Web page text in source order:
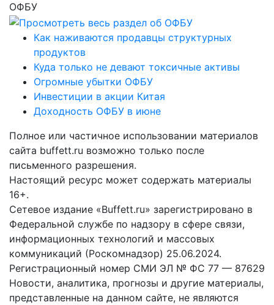
ОФБУ
Как наживаются продавцы структурных
продуктов
Куда только не девают токсичные активы
Огромные убытки ОФБУ
Инвестиции в акции Китая
Доходность ОФБУ в июне
Полное или частичное использовании материалов
сайта buffett.ru возможно только после
письменного разрешения.
Настоящий ресурс может содержать материалы
16+.
Сетевое издание «Buffett.ru» зарегистрировано в
Федеральной службе по надзору в сфере связи,
информационных технологий и массовых
коммуникаций (Роскомнадзор) 25.06.2024.
Регистрационный номер СМИ ЭЛ № ФС 77 — 87629
Новости, аналитика, прогнозы и другие материалы,
представленные на данном сайте, не являются